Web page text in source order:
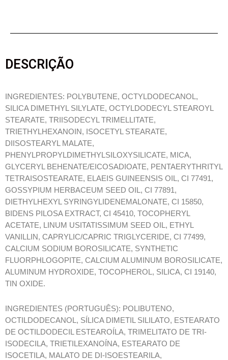
DESCRIÇÃO
INGREDIENTES: POLYBUTENE, OCTYLDODECANOL,
SILICA DIMETHYL SILYLATE, OCTYLDODECYL STEAROYL
STEARATE, TRIISODECYL TRIMELLITATE,
TRIETHYLHEXANOIN, ISOCETYL STEARATE,
DIISOSTEARYL MALATE,
PHENYLPROPYLDIMETHYLSILOXYSILICATE, MICA,
GLYCERYL BEHENATE/EICOSADIOATE, PENTAERYTHRITYL
TETRAISOSTEARATE, ELAEIS GUINEENSIS OIL, CI 77491,
GOSSYPIUM HERBACEUM SEED OIL, CI 77891,
DIETHYLHEXYL SYRINGYLIDENEMALONATE, CI 15850,
BIDENS PILOSA EXTRACT, CI 45410, TOCOPHERYL
ACETATE, LINUM USITATISSIMUM SEED OIL, ETHYL
VANILLIN, CAPRYLIC/CAPRIC TRIGLYCERIDE, CI 77499,
CALCIUM SODIUM BOROSILICATE, SYNTHETIC
FLUORPHLOGOPITE, CALCIUM ALUMINUM BOROSILICATE,
ALUMINUM HYDROXIDE, TOCOPHEROL, SILICA, CI 19140,
TIN OXIDE.
INGREDIENTES (PORTUGUÊS): POLIBUTENO,
OCTILDODECANOL, SÍLICA DIMETIL SILILATO, ESTEARATO
DE OCTILDODECIL ESTEAROÍLA, TRIMELITATO DE TRI-
ISODECILA, TRIETILEXANOÍNA, ESTEARATO DE
ISOCETILA, MALATO DE DI-ISOESTEARILA,